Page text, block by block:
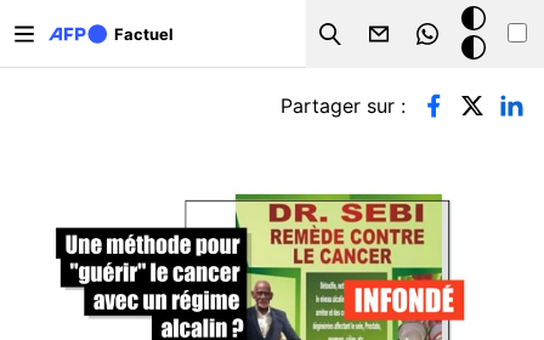
Factuel
Search
Mode
sombre
Onglets principaux
Partager sur :